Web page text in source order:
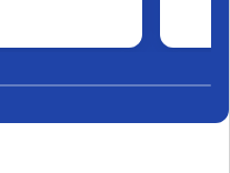
педаль газа
таким же, но
сервис